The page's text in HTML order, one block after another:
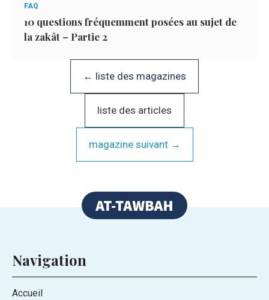
FAQ
10 questions fréquemment posées au sujet de
la zakât – Partie 2
← liste des magazines
liste des articles
magazine suivant →
Navigation
Accueil